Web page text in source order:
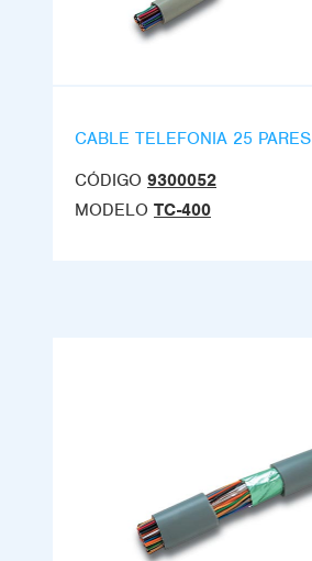
CABLE TELEFONIA 25 PARES
CÓDIGO 9300052
MODELO TC-400